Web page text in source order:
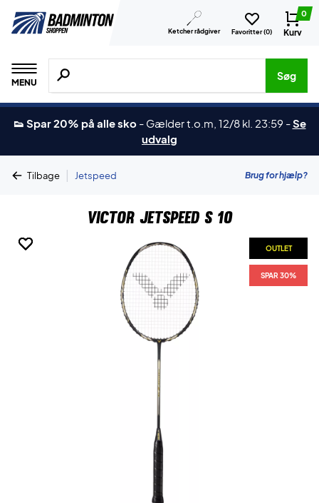
Ketcher rådgiver Favoritter (0)
0
Kurv
MENU
Søg efter produkter, mærker etc.
Søg
👟 Spar 20% på alle sko - Gælder t.o.m, 12/8 kl. 23:59 -Se
udvalg
Tilbage | Jetspeed Brug for hjælp?
Victor Jetspeed S 10
OUTLET
SPAR 30%
OUTLET
SPAR 30%
OUTLET
SPAR 30%
OUTLET
SPAR 30%